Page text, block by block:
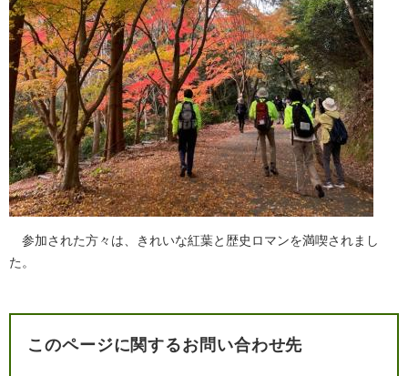
参加された方々は、きれいな紅葉と歴史ロマンを満喫されまし
た。
このページに関するお問い合わせ先